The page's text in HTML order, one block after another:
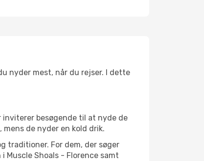
nyder mest, når du rejser. I dette
inviterer besøgende til at nyde de
de nyder en kold drik.
traditioner. For dem, der søger
Shoals - Florence samt